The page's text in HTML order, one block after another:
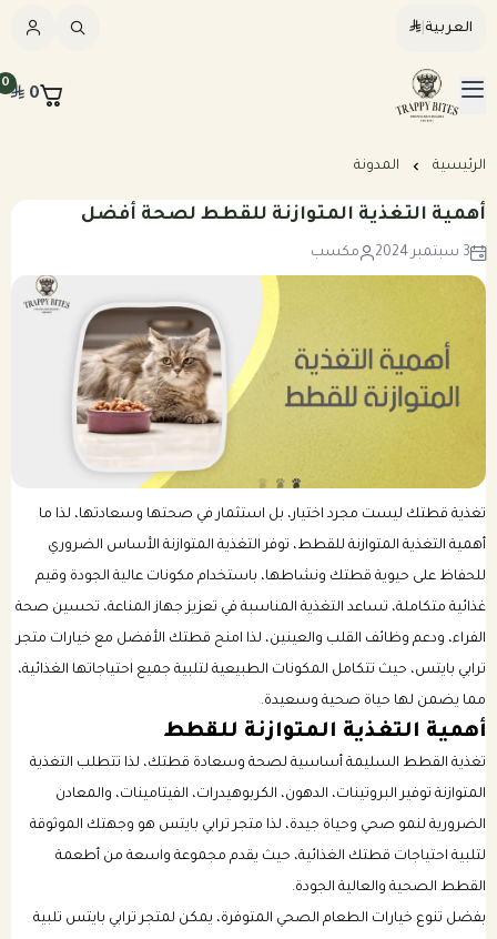
العربية|
Trappybites
0
0
القائمة الرئيسية
الرئيسيه
وجبات طبيعية مطبوخة للكلاب
بكجات التوفير الشهرية للكلاب
باقات الرعاية الصحية للكلب
عرض الكل
وجبات طبيعية مطبوخه للقطط
وجبات طبيعية نيء للقطط
بكجات التوفير الشهرية للقطط
باقات الرعاية الصحية للقطط
مكافآت طبيعية
الرئيسية المدونة
أهمية التغذية المتوازنة للقطط لصحة أفضل
3 سبتمبر 2024 مكسب
تغذية قطتك ليست مجرد اختيار، بل استثمار في صحتها وسعادتها، لذا ما
أهمية التغذية المتوازنة للقطط، توفر التغذية المتوازنة الأساس الضروري
للحفاظ على حيوية قطتك ونشاطها، باستخدام مكونات عالية الجودة وقيم
غذائية متكاملة، تساعد التغذية المناسبة في تعزيز جهاز المناعة، تحسين صحة
الفراء، ودعم وظائف القلب والعينين، لذا امنح قطتك الأفضل مع خيارات متجر
ترابي بايتس، حيث تتكامل المكونات الطبيعية لتلبية جميع احتياجاتها الغذائية،
مما يضمن لها حياة صحية وسعيدة.
أهمية التغذية المتوازنة للقطط
تغذية القطط السليمة أساسية لصحة وسعادة قطتك، لذا تتطلب التغذية
المتوازنة توفير البروتينات، الدهون، الكربوهيدرات، الفيتامينات، والمعادن
الضرورية لنمو صحي وحياة جيدة، لذا متجر ترابي بايتس هو وجهتك الموثوقة
لتلبية احتياجات قطتك الغذائية، حيث يقدم مجموعة واسعة من أطعمة
القطط الصحية والعالية الجودة.
بفضل تنوع خيارات الطعام الصحي المتوفرة، يمكن لمتجر ترابي بايتس تلبية